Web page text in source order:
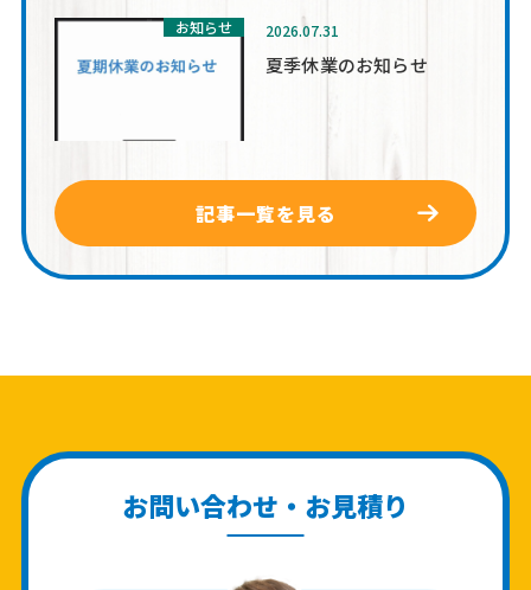
お知らせ 2026.07.31
夏季休業のお知らせ
記事一覧を見る
お問い合わせ・お見積り